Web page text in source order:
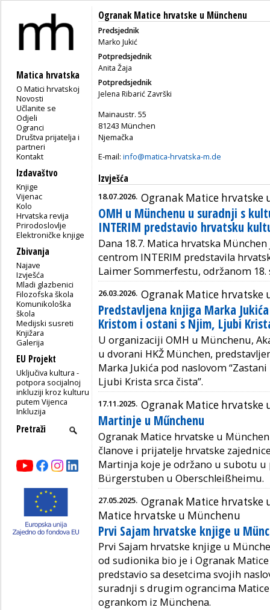
Matica hrvatska
O Matici hrvatskoj
Novosti
Učlanite se
Odjeli
Ogranci
Društva prijatelja i
partneri
Kontakt
Izdavaštvo
Knjige
Vijenac
Kolo
Hrvatska revija
Prirodoslovlje
Elektroničke knjige
Zbivanja
Najave
Izvješća
Mladi glazbenici
Filozofska škola
Komunikološka
škola
Medijski susreti
Knjižara
Galerija
EU Projekt
Uključiva kultura -
potpora socijalnoj
inkluziji kroz kulturu
putem Vijenca
Inkluzija
Ogranak Matice hrvatske u Münchenu
Predsjednik
Marko Jukić
Potpredsjednik
Anita Žaja
Potpredsjednik
Jelena Ribarić Završki
Mainaustr. 55
81243 München
Njemačka
E-mail: info@matica-hrvatska-m.de
Izvješća
18.07.2026. Ogranak Matice hrvatske
OMH u Münchenu u suradnji s
INTERIM predstavio hrvatsku
Dana 18.7. Matica hrvatska
centrom INTERIM predstavila
Laimer Sommerfestu, održanom
26.03.2026. Ogranak Matice hrvatske
Predstavljena knjiga Marka
Kristom i ostani s Njim, Ljubi
U organizaciji OMH u Münchenu,
u dvorani HKŽ München,
Marka Jukića pod naslovom
Ljubi Krista srca čista”.
17.11.2025. Ogranak Matice hrvatske
Martinje u Műnchenu
Ogranak Matice hrvatske u
članove i prijatelje hrvatske
Martinja koje je održano u subotu
Bürgerstuben u Oberschleißheimu.
27.05.2025. Ogranak Matice hrvatske
Matice hrvatske u Münchenu
Prvi Sajam hrvatske knjige u
Prvi Sajam hrvatske knjige u
od sudionika bio je i Ogranak
predstavio sa desetcima svojih
suradnji s drugim ograncima
ogrankom iz Münchena.